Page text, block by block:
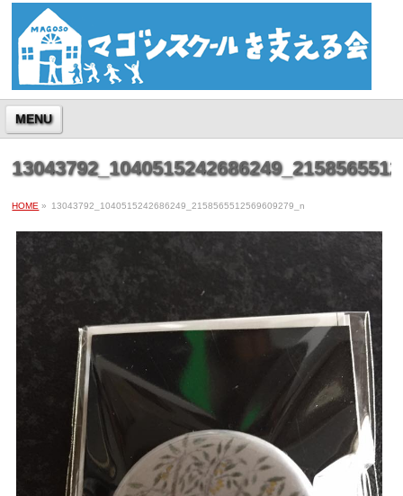
MENU
HOME » 13043792_1040515242686249_2158565512569609279_n